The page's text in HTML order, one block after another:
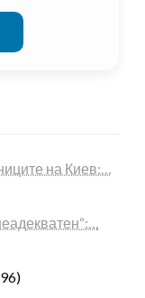
на Киев:…